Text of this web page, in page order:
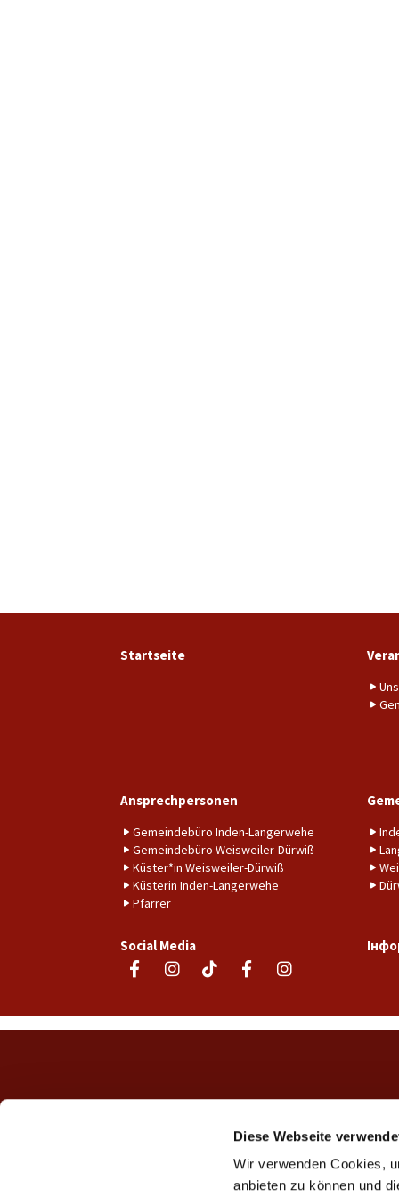
Diese Webseite
Wir verwenden Cookies,
anbieten zu können und
Startseite
Ansprechpersonen
Gemeindebüro Inden-Langerwehe
Gemeindebüro Weisweiler-Dürwiß
Küster*in Weisweiler-Dürwiß
Küsterin Inden-Langerwehe
Pfarrer
Social Media